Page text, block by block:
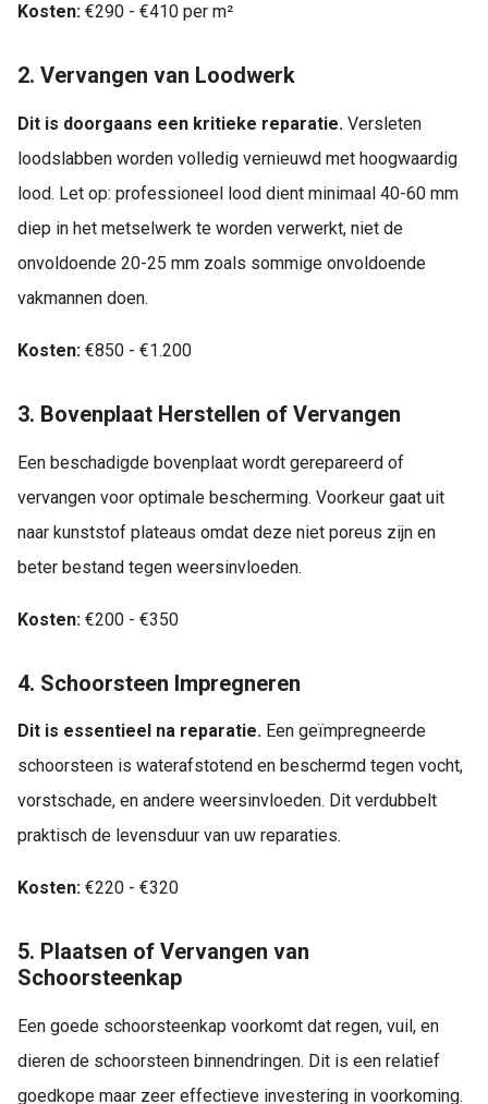
Kosten: €290 - €410 per m²
2. Vervangen van Loodwerk
Dit is doorgaans een kritieke reparatie. Versleten
loodslabben worden volledig vernieuwd met hoogwaardig
lood. Let op: professioneel lood dient minimaal 40-60 mm
diep in het metselwerk te worden verwerkt, niet de
onvoldoende 20-25 mm zoals sommige onvoldoende
vakmannen doen.
Kosten: €850 - €1.200
3. Bovenplaat Herstellen of Vervangen
Een beschadigde bovenplaat wordt gerepareerd of
vervangen voor optimale bescherming. Voorkeur gaat uit
naar kunststof plateaus omdat deze niet poreus zijn en
beter bestand tegen weersinvloeden.
Kosten: €200 - €350
4. Schoorsteen Impregneren
Dit is essentieel na reparatie. Een geïmpregneerde
schoorsteen is waterafstotend en beschermd tegen vocht,
vorstschade, en andere weersinvloeden. Dit verdubbelt
praktisch de levensduur van uw reparaties.
Kosten: €220 - €320
5. Plaatsen of Vervangen van
Schoorsteenkap
Een goede schoorsteenkap voorkomt dat regen, vuil, en
dieren de schoorsteen binnendringen. Dit is een relatief
goedkope maar zeer effectieve investering in voorkoming.